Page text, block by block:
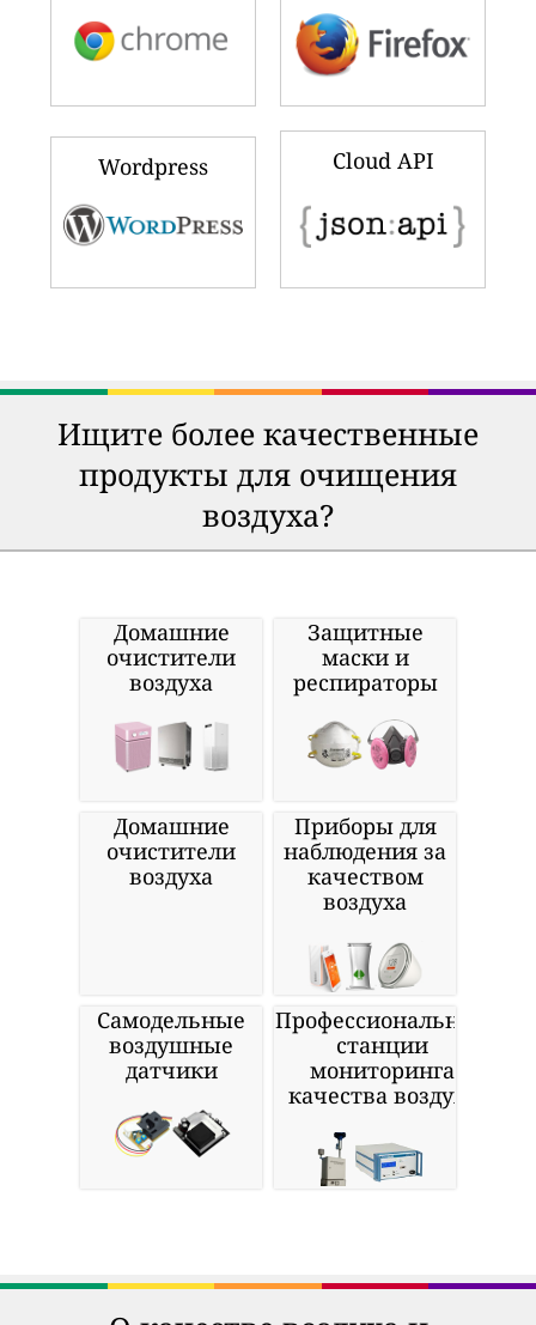
Wordpress Cloud API
Ищите более качественные
продукты для очищения
воздуха?
Домашние
очистители
воздуха
Защитные
маски и
респираторы
Домашние
очистители
воздуха
Приборы для
наблюдения за
качеством
воздуха
Самодельные
воздушные
датчики
Профессиональные
станции
мониторинга
качества воздуха